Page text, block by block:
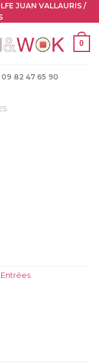
JUAN VALLAURIS /
0
09 82 47 65 90
Entrées